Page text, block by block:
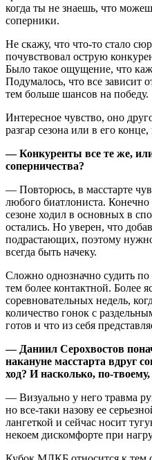
когда ты не знаешь, что
соперники.
Не скажу, что что-то стало
почувствовал острую
Было такое ощущение, что
Подумалось, что все зависит
тем больше шансов на победу.
Интересное чувство, оно
разгар сезона или в его
— Конкуренты все те же,
соперничества?
— Повторюсь, в масстарте
любого биатлониста.
сезоне ходил в основных в
остались. Но уверен, что
подрастающих, поэтому
всегда быть начеку.
Сложно однозначно судить
тем более контактной. Более
соревновательных недель,
количество гонок с
готов и что из себя
— Даниил Серохвостов
накануне масстарта вдруг
ход? И насколько, по-твоему,
— Визуально у него травма
но все-таки назову ее
лангеткой и сейчас носит
некоем дискомфорте при